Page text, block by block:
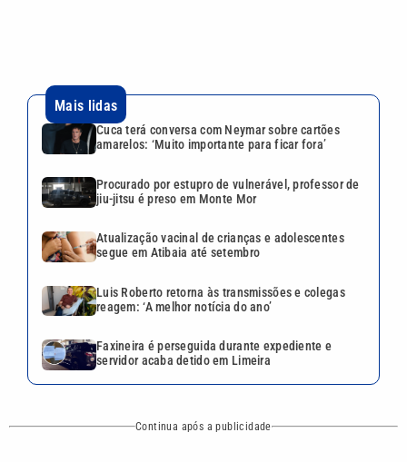
Faxineira é perseguida durante expediente e
servidor acaba detido em Limeira
Continua após a publicidade
VTV é afiliada do
SBT na Região
Cotidiano Esportes
Mundo Polícia
REDES